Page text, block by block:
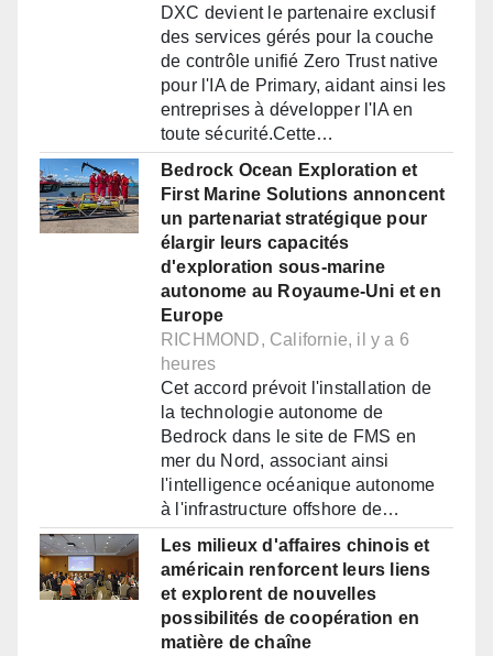
DXC devient le partenaire exclusif
des services gérés pour la couche
de contrôle unifié Zero Trust native
pour l'IA de Primary, aidant ainsi les
entreprises à développer l'IA en
toute sécurité.Cette…
Bedrock Ocean Exploration et
First Marine Solutions annoncent
un partenariat stratégique pour
élargir leurs capacités
d'exploration sous-marine
autonome au Royaume-Uni et en
Europe
RICHMOND, Californie, il y a 6
heures
Cet accord prévoit l'installation de
la technologie autonome de
Bedrock dans le site de FMS en
mer du Nord, associant ainsi
l'intelligence océanique autonome
à l'infrastructure offshore de…
Les milieux d'affaires chinois et
américain renforcent leurs liens
et explorent de nouvelles
possibilités de coopération en
matière de chaîne